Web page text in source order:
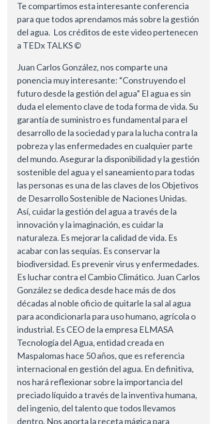
Te compartimos esta interesante conferencia
para que todos aprendamos más sobre la gestión
del agua. Los créditos de este video pertenecen
a TEDx TALKS ©
Juan Carlos González, nos comparte una
ponencia muy interesante: “Construyendo el
futuro desde la gestión del agua” El agua es sin
duda el elemento clave de toda forma de vida. Su
garantía de suministro es fundamental para el
desarrollo de la sociedad y para la lucha contra la
pobreza y las enfermedades en cualquier parte
del mundo. Asegurar la disponibilidad y la gestión
sostenible del agua y el saneamiento para todas
las personas es una de las claves de los Objetivos
de Desarrollo Sostenible de Naciones Unidas.
Así, cuidar la gestión del agua a través de la
innovación y la imaginación, es cuidar la
naturaleza. Es mejorar la calidad de vida. Es
acabar con las sequías. Es conservar la
biodiversidad. Es prevenir virus y enfermedades.
Es luchar contra el Cambio Climático. Juan Carlos
González se dedica desde hace más de dos
décadas al noble oficio de quitarle la sal al agua
para acondicionarla para uso humano, agrícola o
industrial. Es CEO de la empresa ELMASA
Tecnología del Agua, entidad creada en
Maspalomas hace 50 años, que es referencia
internacional en gestión del agua. En definitiva,
nos hará reflexionar sobre la importancia del
preciado líquido a través de la inventiva humana,
del ingenio, del talento que todos llevamos
dentro. Nos aporta la receta mágica para